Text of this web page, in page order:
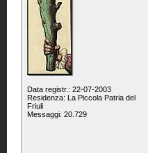
Data registr.: 22-07-2003
Residenza: La Piccola Patria del
Friuli
Messaggi: 20.729